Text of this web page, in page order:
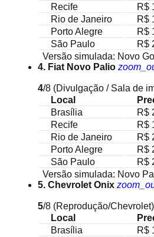
Recife
R$
Rio de Janeiro
R$
Porto Alegre
R$
São Paulo
R$
Versão simulada: Novo
4. Fiat Novo Palio
4/8 (Divulgação / Sala de
Local
Brasília
R$
Recife
R$
Rio de Janeiro
R$
Porto Alegre
R$
São Paulo
R$
Versão simulada: Novo
5. Chevrolet Onix
5/8 (Reprodução/Chevrolet)
Local
Brasília
R$